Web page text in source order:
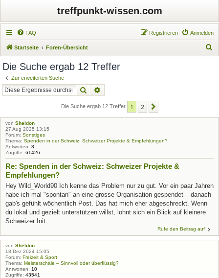
treffpunkt-wissen.com
FAQ Anmelden
Registrieren
Startseite Foren-Übersicht
Die Suche ergab 12 Treffer
Zur erweiterten Suche
Suche
Die Suche ergab 12 Treffer 1 2
von Sheldon
27 Aug 2025 13:15
Forum: Sonstiges
Thema: Spenden in der Schweiz: Schweizer Projekte & Empfehlungen?
Antworten: 3
Zugriffe: 61426
Re: Spenden in der Schweiz: Schweizer Projekte &
Empfehlungen?
Hey Wild_World90 Ich kenne das Problem nur zu gut. Vor ein paar Jahren
habe ich mal "spontan" an eine grosse Organisation gespendet – danach
gab's gefühlt wöchentlich Post. Das hat mich eher abgeschreckt. Wenn
du lokal und gezielt unterstützen willst, lohnt sich ein Blick auf kleinere
Schweizer Init...
Rufe den Beitrag auf
von Sheldon
18 Dez 2024 15:05
Forum: Freizeit & Sport
Thema: Meisterschale – Sinnvoll oder überflüssig?
Antworten: 10
Zugriffe: 43541